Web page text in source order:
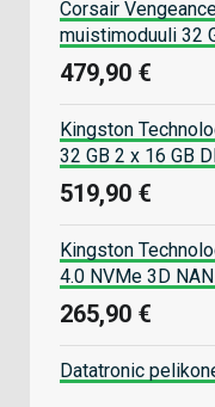
Corsair
muistimoduuli 32
479,90 €
Kingston
32 GB 2 x 16 GB
519,90 €
Kingston
4.0 NVMe 3D
265,90 €
Datatronic